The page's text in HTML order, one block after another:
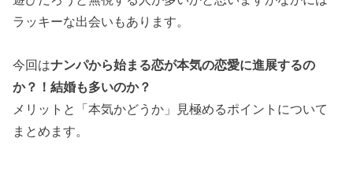
› ナンパが始ま
カップルもい
る！
› そもそもナン
ラッキーな出会いもあります。
今回はナンパから始まる恋が本気の恋愛に進展するの
か？！結婚も多いのか？
メリットと「本気かどうか」見極めるポイントについて
まとめます。